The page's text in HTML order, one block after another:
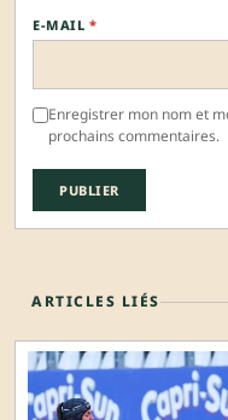
E-MAIL *
Enregistrer mon nom et
prochains commentaires.
ARTICLES LIÉS